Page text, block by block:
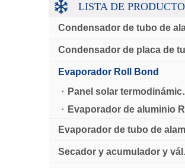
LISTA DE
Evaporador Roll Bond
Panel